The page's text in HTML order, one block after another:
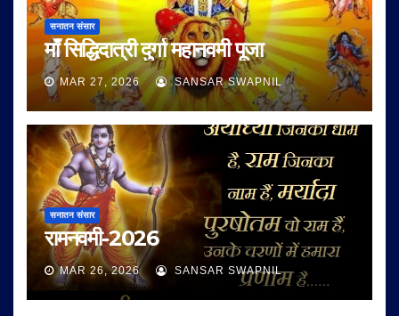
सनातन संसार
माँ सिद्धिदात्री दुर्गा महानवमी पूजा
MAR 27, 2026 SANSAR SWAPNIL
सनातन संसार
रामनवमी-2026
MAR 26, 2026 SANSAR SWAPNIL